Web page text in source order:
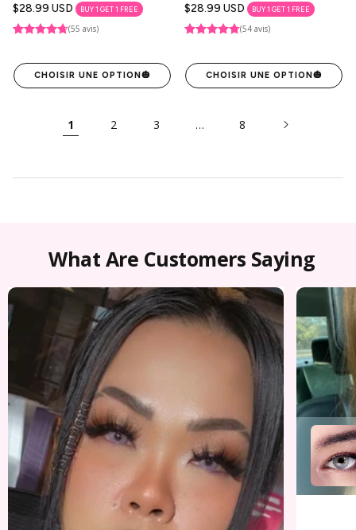
Prix
habituel
$28.99 USD BUY 1 GET 1 FREE
(55 avis)
CHOISIR UNE OPTION🎃
Prix
habituel
$28.99 USD BUY 1 GET 1 FREE
(54 avis)
CHOISIR UNE OPTION🎃
1 2 3 … 8
What Are Customers Saying